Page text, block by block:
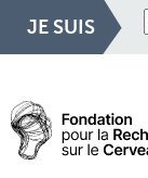
JE SUIS